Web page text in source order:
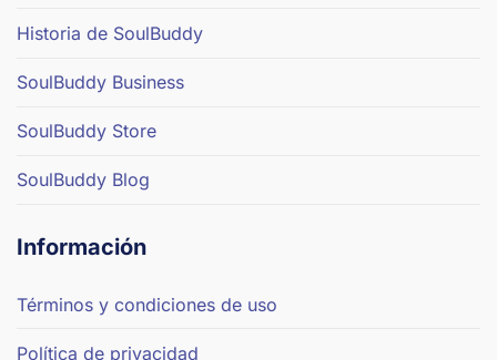
Historia de SoulBuddy
SoulBuddy Business
SoulBuddy Store
SoulBuddy Blog
Información
Términos y condiciones de uso
Política de privacidad